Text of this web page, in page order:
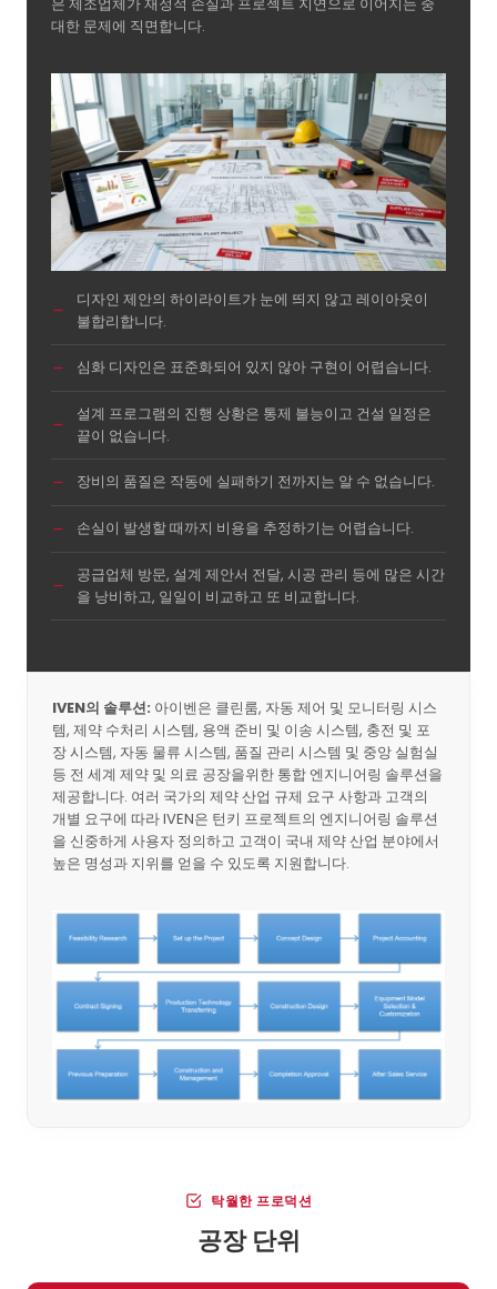
대한 문제에 직면합니다.
디자인 제안의 하이라이트가 눈에 띄지 않고 레이아웃이
불합리합니다.
심화 디자인은 표준화되어 있지 않아 구현이 어렵습니다.
설계 프로그램의 진행 상황은 통제 불능이고 건설 일정은
끝이 없습니다.
장비의 품질은 작동에 실패하기 전까지는 알 수 없습니다.
손실이 발생할 때까지 비용을 추정하기는 어렵습니다.
공급업체 방문, 설계 제안서 전달, 시공 관리 등에 많은 시간
을 낭비하고, 일일이 비교하고 또 비교합니다.
IVEN의 솔루션: 아이벤은 클린룸, 자동 제어 및 모니터링 시스
템, 제약 수처리 시스템, 용액 준비 및 이송 시스템, 충전 및 포
장 시스템, 자동 물류 시스템, 품질 관리 시스템 및 중앙 실험실
등 전 세계 제약 및 의료 공장을위한 통합 엔지니어링 솔루션을
제공합니다. 여러 국가의 제약 산업 규제 요구 사항과 고객의
개별 요구에 따라 IVEN은 턴키 프로젝트의 엔지니어링 솔루션
을 신중하게 사용자 정의하고 고객이 국내 제약 산업 분야에서
높은 명성과 지위를 얻을 수 있도록 지원합니다.
탁월한 프로덕션
공장 단위